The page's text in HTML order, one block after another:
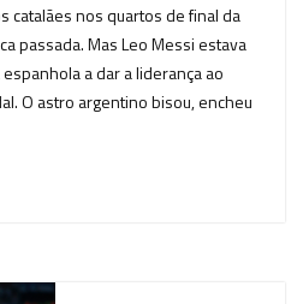
catalães nos quartos de final da
passada. Mas Leo Messi estava
a dar a liderança ao
O astro argentino bisou, encheu